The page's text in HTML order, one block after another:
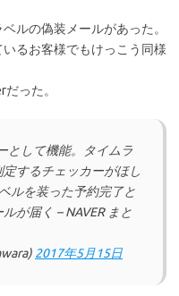
ルの偽装メールがあった。
るお客様でもけっこう同様
った。
として機能。タイムラ
するチェッカーがほし
ルを装った予約完了と
が届く – NAVER まと
2017年5月15日